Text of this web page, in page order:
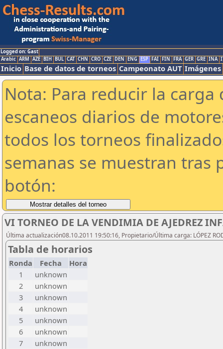
Logged on: Gast
Arabic ARM AZE BIH BUL CAT CHN CRO CZE DEN ENG ESP FAI FIN FRA GER GRE INA
Inicio Base de datos de torneos Campeonato AUT Imágenes
Nota: Para reducir la
escaneos diarios de
todos los torneos
semanas se muestran tras
botón:
VI TORNEO DE LA VENDIMIA DE AJEDREZ
Última actualización08.10.2011 19:50:16, Propietario/Última carga: LÓPEZ
Tabla de horarios
Ronda Fecha
Hora
1
unknown
2
unknown
3
unknown
4
unknown
5
unknown
6
unknown
7
unknown